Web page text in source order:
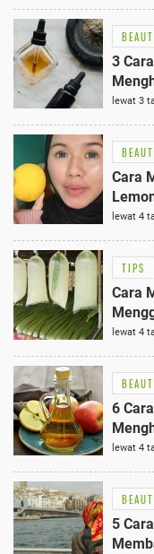
3
lewat 3
Cara
lewat 4
TIPS
Cara
lewat 4
6
lewat 4
5